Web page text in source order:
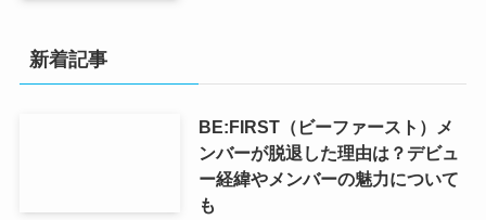
新着記事
BE:FIRST（ビーファースト）メ
ンバーが脱退した理由は？デビュ
ー経緯やメンバーの魅力について
も